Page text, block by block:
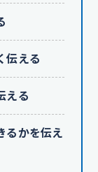
伝える
える
るかを伝え